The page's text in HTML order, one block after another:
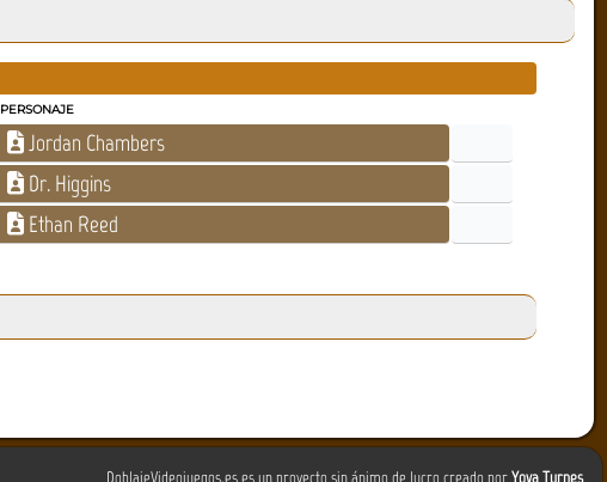
PERSONAJE
Jordan Chambers
Dr. Higgins
Ethan Reed
DoblajeVideojuegos.es es un proyecto sin ánimo de lucro creado porYova Turnes